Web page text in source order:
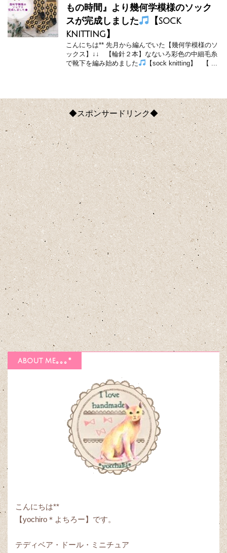
もの時間』より幾何学模様のソック
スが完成しました
【sock
knitting】
こんにちは** 先月から編んでいた【幾何学模様のソ
ックス】↓↓ 【輪針２本】なないろ彩色の中細毛糸
で靴下を編み始めました
【sock knitting】 【 ...
◆スポンサードリンク◆
about me｡｡｡*
こんにちは**
【yochiro＊よちろー】です。
テディベア・ドール・ミニチュア